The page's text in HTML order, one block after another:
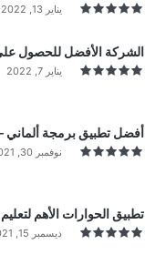
يناير 13, 2022
الشركة الأفضل للحصول
يناير 7, 2022
أفضل تطبيق برمجة
نوفمبر 30, 2021
تطبيق الحوارات الأهم لتعليم
ديسمبر 15, 2021